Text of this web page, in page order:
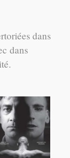
dans
dans